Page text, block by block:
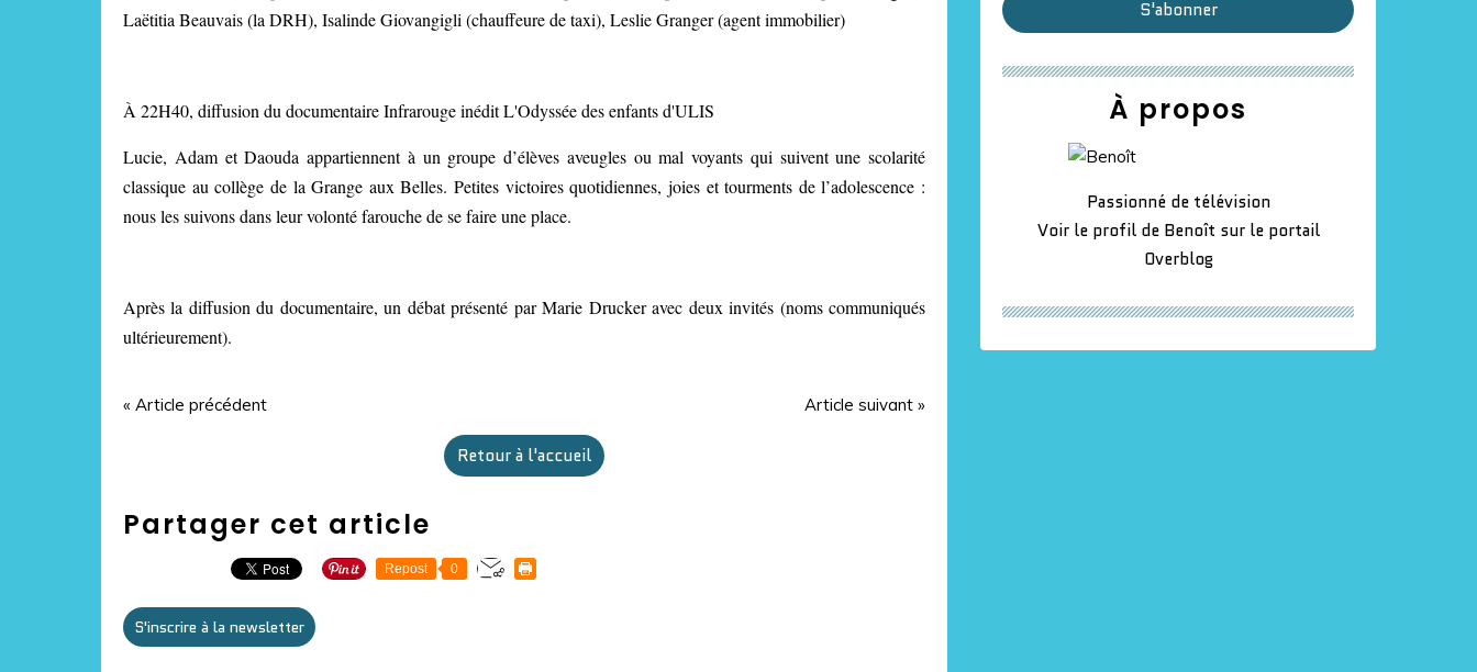
Laëtitia Beauvais (la DRH), Isalinde Giovangigli (chauffeure de taxi), Leslie Granger (agent immobilier)
À 22H40, diffusion du documentaire Infrarouge inédit L'Odyssée des enfants d'ULIS
Lucie, Adam et Daouda appartiennent à un groupe d’élèves aveugles ou mal voyants qui suivent une scolarité
classique au collège de la Grange aux Belles. Petites victoires quotidiennes, joies et tourments de l’adolescence :
nous les suivons dans leur volonté farouche de se faire une place.
Après la diffusion du documentaire, un débat présenté par Marie Drucker avec deux invités (noms communiqués
ultérieurement).
« Article précédent Article suivant »
Retour à l'accueil
Partager cet article
Repost 0
S'inscrire à la newsletter
À propos
Passionné de télévision
Voir le profil de Benoît sur le portail
Overblog